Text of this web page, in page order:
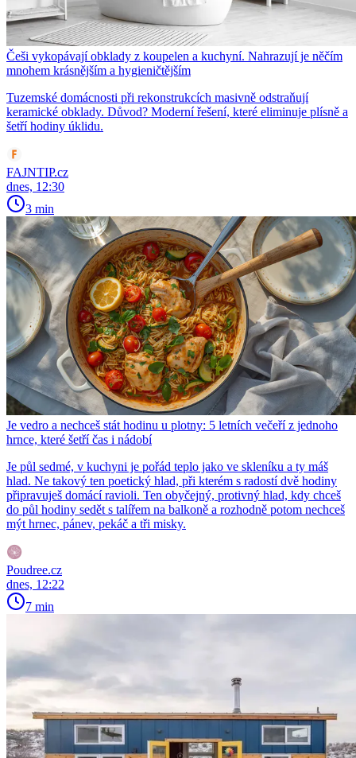
Češi vykopávají obklady z koupelen a kuchyní. Nahrazují je něčím
mnohem krásnějším a hygieničtějším
Tuzemské domácnosti při rekonstrukcích masivně odstraňují
keramické obklady. Důvod? Moderní řešení, které eliminuje plísně a
šetří hodiny úklidu.
FAJNTIP.cz
dnes, 12:30
3 min
Je vedro a nechceš stát hodinu u plotny: 5 letních večeří z jednoho
hrnce, které šetří čas i nádobí
Je půl sedmé, v kuchyni je pořád teplo jako ve skleníku a ty máš
hlad. Ne takový ten poetický hlad, při kterém s radostí dvě hodiny
připravuješ domácí ravioli. Ten obyčejný, protivný hlad, kdy chceš
do půl hodiny sedět s talířem na balkoně a rozhodně potom nechceš
mýt hrnec, pánev, pekáč a tři misky.
Poudree.cz
dnes, 12:22
7 min